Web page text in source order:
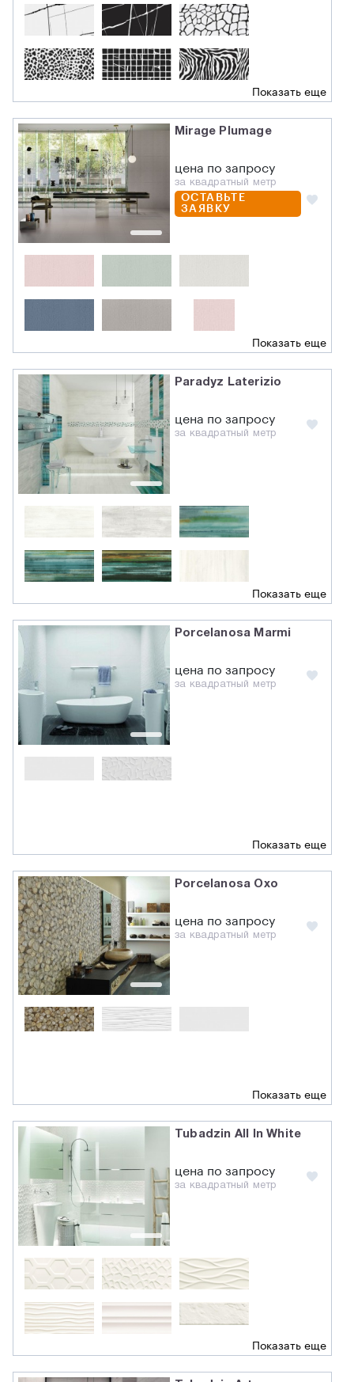
Показать еще
Mirage Plumage
цена по запросу
за квадратный метр
ОСТАВЬТЕ
ЗАЯВКУ
Показать еще
Paradyz Laterizio
цена по запросу
за квадратный метр
Показать еще
Porcelanosa Marmi
цена по запросу
за квадратный метр
Показать еще
Porcelanosa Oxo
цена по запросу
за квадратный метр
Показать еще
Tubadzin All In White
цена по запросу
за квадратный метр
Показать еще